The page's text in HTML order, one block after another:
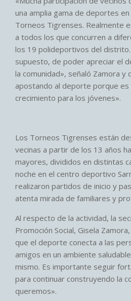
una amplia gama de deportes
Torneos Tigrenses. Realmente
a todos los que concurren a
los 19 polideportivos del
supuesto, de poder apreciar el
la comunidad», señaló Zamora y
apostando al deporte porque es
crecimiento para los jóvenes».
Los Torneos Tigrenses están
vecinas a partir de los 13 años
mayores, divididos en distintas
noche en el centro deportivo
realizaron partidos de inicio y
atenta mirada de familiares y
Al respecto de la actividad, la
Promoción Social, Gisela
que el deporte conecta a las
amigos en un ambiente
mismo. Es importante seguir
para continuar construyendo la
queremos».